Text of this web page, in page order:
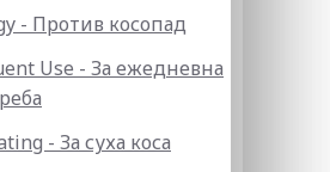
- Против косопад
Use - За ежедневна
- За суха коса